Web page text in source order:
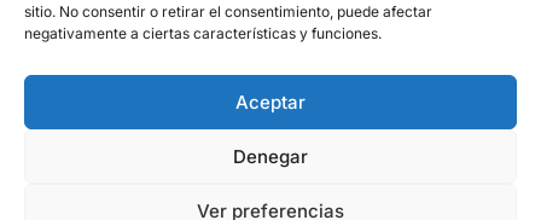
sitio. No consentir o retirar el consentimiento, puede afectar
negativamente a ciertas características y funciones.
Aceptar
Denegar
Ver preferencias